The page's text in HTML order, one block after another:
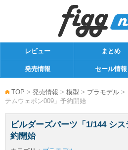
レビュー まとめ
発売情報 セール情報
TOP > 発売情報 > 模型 > プラモデル >
テムウェポン009」予約開始
ビルダーズパーツ「1/144 シ
約開始